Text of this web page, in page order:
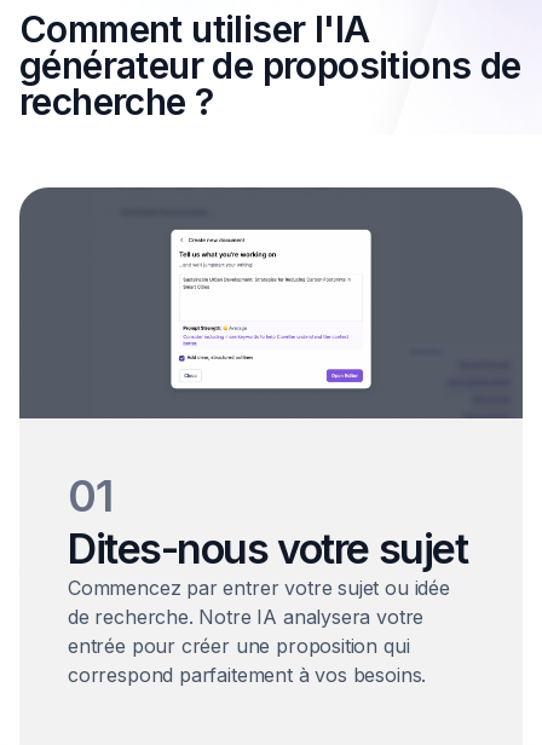
Comment utiliser l'IA
générateur de propositions de
recherche ?
01
Dites-nous votre sujet
Commencez par entrer votre sujet ou idée
de recherche. Notre IA analysera votre
entrée pour créer une proposition qui
correspond parfaitement à vos besoins.